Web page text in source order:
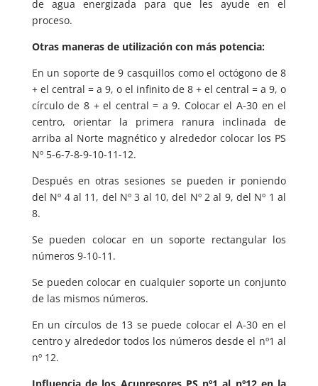
de agua energizada para que les ayude en el
proceso.
Otras maneras de utilización con más potencia:
En un soporte de 9 casquillos como el octógono de 8
+ el central = a 9, o el infinito de 8 + el central = a 9, o
círculo de 8 + el central = a 9. Colocar el A-30 en el
centro, orientar la primera ranura inclinada de
arriba al Norte magnético y alrededor colocar los PS
Nº 5-6-7-8-9-10-11-12.
Después en otras sesiones se pueden ir poniendo
del Nº 4 al 11, del Nº 3 al 10, del Nº 2 al 9, del Nº 1 al
8.
Se pueden colocar en un soporte rectangular los
números 9-10-11.
Se pueden colocar en cualquier soporte un conjunto
de las mismos números.
En un círculos de 13 se puede colocar el A-30 en el
centro y alrededor todos los números desde el nº1 al
nº 12.